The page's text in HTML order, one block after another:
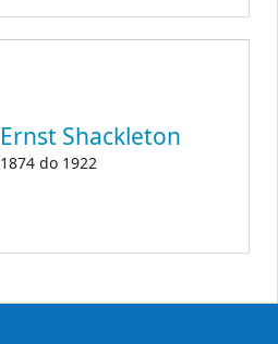
Ernst Shackleton
1874 do 1922